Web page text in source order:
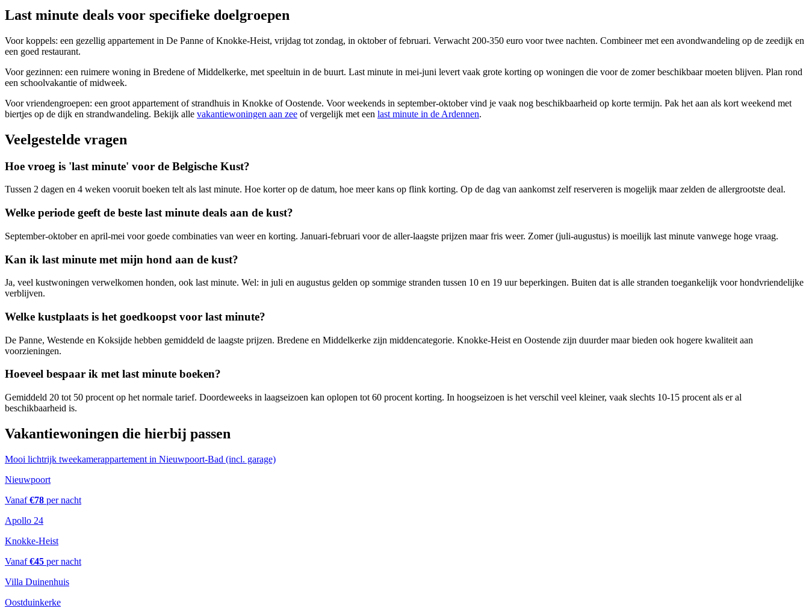
Last minute deals voor specifieke doelgroepen
Voor koppels: een gezellig appartement in De Panne of Knokke-Heist, vrijdag tot zondag, in oktober of februari. Verwacht 200-350 euro voor twee nachten. Combineer met een avondwandeling op de zeedijk en
een goed restaurant.
Voor gezinnen: een ruimere woning in Bredene of Middelkerke, met speeltuin in de buurt. Last minute in mei-juni levert vaak grote korting op woningen die voor de zomer beschikbaar moeten blijven. Plan rond
een schoolvakantie of midweek.
Voor vriendengroepen: een groot appartement of strandhuis in Knokke of Oostende. Voor weekends in september-oktober vind je vaak nog beschikbaarheid op korte termijn. Pak het aan als kort weekend met
biertjes op de dijk en strandwandeling. Bekijk alle vakantiewoningen aan zee of vergelijk met een last minute in de Ardennen.
Veelgestelde vragen
Hoe vroeg is 'last minute' voor de Belgische Kust?
Tussen 2 dagen en 4 weken vooruit boeken telt als last minute. Hoe korter op de datum, hoe meer kans op flink korting. Op de dag van aankomst zelf reserveren is mogelijk maar zelden de allergrootste deal.
Welke periode geeft de beste last minute deals aan de kust?
September-oktober en april-mei voor goede combinaties van weer en korting. Januari-februari voor de aller-laagste prijzen maar fris weer. Zomer (juli-augustus) is moeilijk last minute vanwege hoge vraag.
Kan ik last minute met mijn hond aan de kust?
Ja, veel kustwoningen verwelkomen honden, ook last minute. Wel: in juli en augustus gelden op sommige stranden tussen 10 en 19 uur beperkingen. Buiten dat is alle stranden toegankelijk voor hondvriendelijke
verblijven.
Welke kustplaats is het goedkoopst voor last minute?
De Panne, Westende en Koksijde hebben gemiddeld de laagste prijzen. Bredene en Middelkerke zijn middencategorie. Knokke-Heist en Oostende zijn duurder maar bieden ook hogere kwaliteit aan
voorzieningen.
Hoeveel bespaar ik met last minute boeken?
Gemiddeld 20 tot 50 procent op het normale tarief. Doordeweeks in laagseizoen kan oplopen tot 60 procent korting. In hoogseizoen is het verschil veel kleiner, vaak slechts 10-15 procent als er al
beschikbaarheid is.
Vakantiewoningen die hierbij passen
Mooi lichtrijk tweekamerappartement in Nieuwpoort-Bad (incl. garage)
Nieuwpoort
Vanaf €78 per nacht
Apollo 24
Knokke-Heist
Vanaf €45 per nacht
Villa Duinenhuis
Oostduinkerke